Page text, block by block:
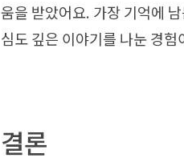
움을 받았어요. 가장 기억에
심도 깊은 이야기를 나눈 경
결론